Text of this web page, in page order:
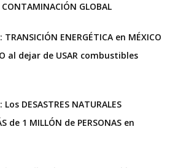
GLOBAL
TRANSICIÓN ENERGÉTICA en MÉXICO
al dejar de USAR combustibles
DESASTRES NATURALES
de 1 MILLÓN de PERSONAS en